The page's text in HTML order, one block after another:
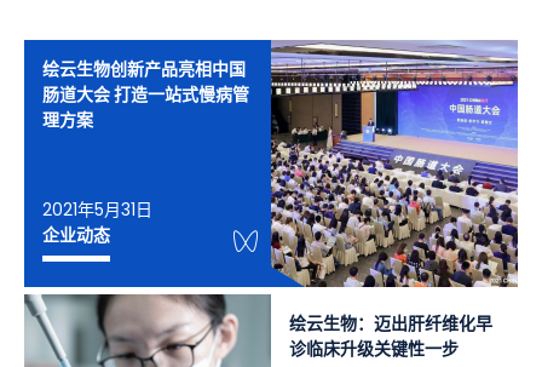
绘云生物创新产品亮相中国
肠道大会 打造一站式慢病管
理方案
企业动态
2021年5月31日
WeChat Knowledge
绘云生物：迈出肝纤维化早
诊临床升级关键性一步